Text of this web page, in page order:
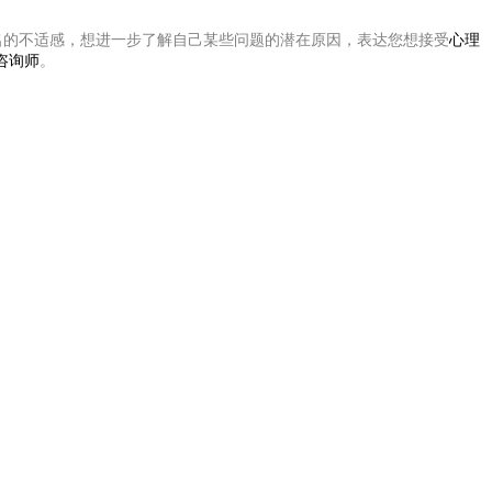
不适感，想进一步了解自己某些问题的潜在原因，表达您想接受心理
询师。